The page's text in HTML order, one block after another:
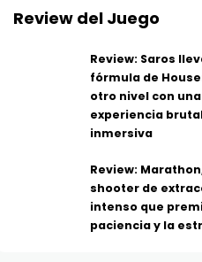
Review del Juego
Review: Saros
fórmula de
otro nivel con una
experiencia
inmersiva
Review:
shooter de
intenso que
paciencia y la